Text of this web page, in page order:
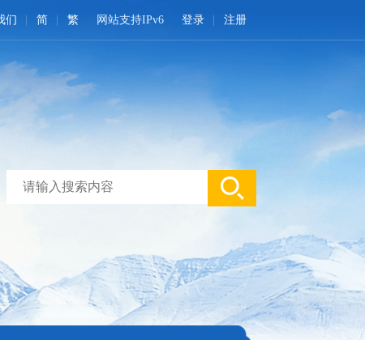
登录 注册
网站支持IPv6
们 简 繁